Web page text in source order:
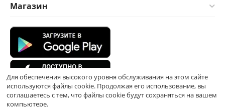
Магазин
Для обеспечения высокого уровня обслуживания на этом сайте
используются файлы cookie. Продолжая его использование, вы
соглашаетесь с тем, что файлы cookie будут сохраняться на вашем
компьютере.